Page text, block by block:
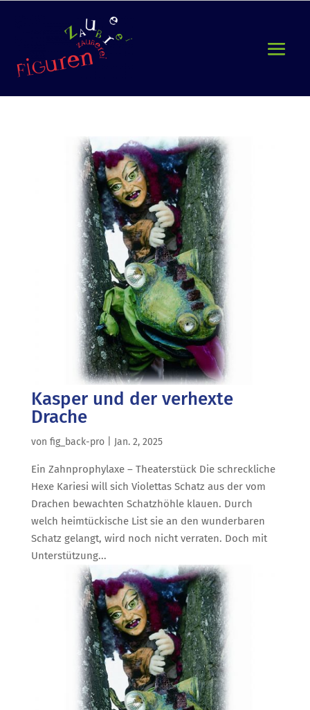
Kasper und der verhexte
Drache
von fig_back-pro| Jan. 2, 2025
Ein Zahnprophylaxe – Theaterstück Die schreckliche
Hexe Kariesi will sich Violettas Schatz aus der vom
Drachen bewachten Schatzhöhle klauen. Durch
welch heimtückische List sie an den wunderbaren
Schatz gelangt, wird noch nicht verraten. Doch mit
Unterstützung...